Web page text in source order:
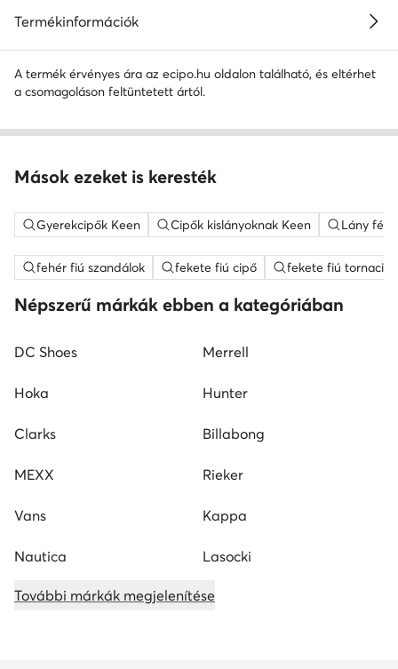
Termékinformációk
A termék érvényes ára az ecipo.hu oldalon található, és eltérhet
a csomagoláson feltüntetett ártól.
Mások ezeket is keresték
Gyerekcipők Keen Cipők kislányoknak Keen Lány
fehér fiú szandálok fekete fiú cipő fekete fiú
Népszerű márkák ebben a kategóriában
DC Shoes Merrell
Hoka Hunter
Clarks Billabong
MEXX Rieker
Vans Kappa
Nautica Lasocki
További márkák megjelenítése